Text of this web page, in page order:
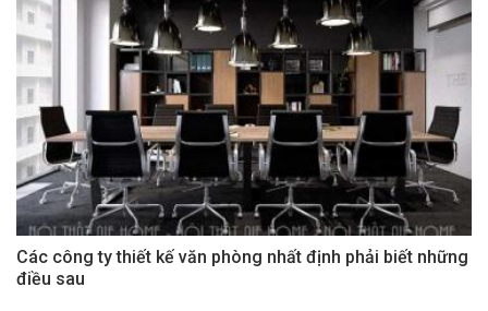
Các công ty thiết kế văn phòng nhất định phải biết những
điều sau